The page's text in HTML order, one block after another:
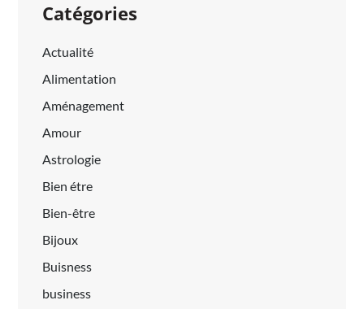
Catégories
Actualité
Alimentation
Aménagement
Amour
Astrologie
Bien étre
Bien-être
Bijoux
Buisness
business